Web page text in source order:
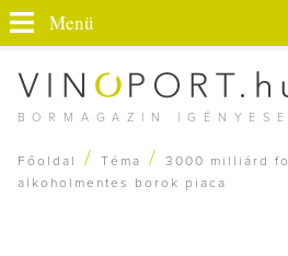
BORMAGAZIN
Menü
Főoldal / Téma /
3000 milliárd
alkoholmentes borok piaca